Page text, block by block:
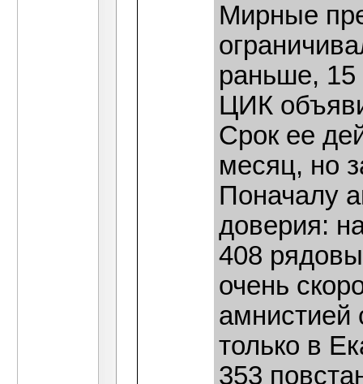
Мирные
раньше, 15
ЦИК
Срок ее
месяц, но
Поначалу
доверия:
408
очень
амнистией
только в
353